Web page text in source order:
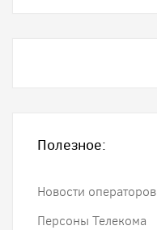
Полезное:
Новости операторов
Персоны Телекома